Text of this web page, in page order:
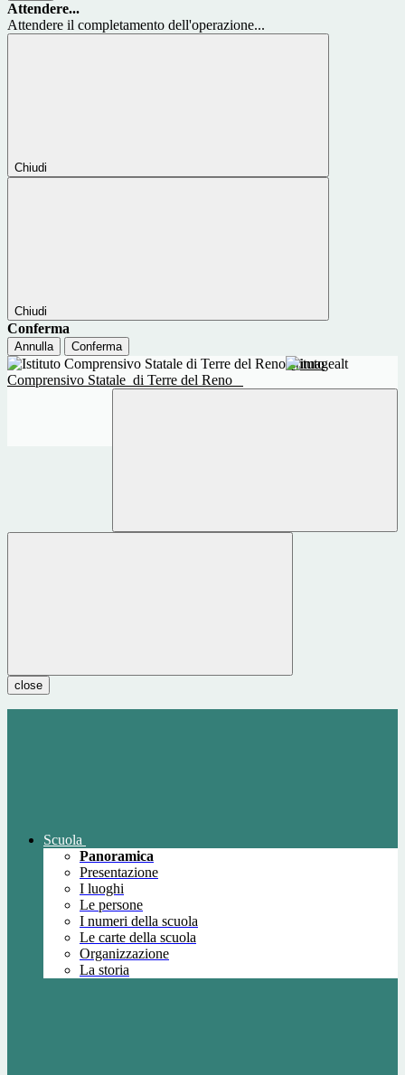
Attendere...
Attendere il completamento dell'operazione...
Chiudi
Chiudi
Conferma
Annulla Conferma
Istituto
Comprensivo Statale di Terre del Reno
close
Scuola
Panoramica
Presentazione
I luoghi
Le persone
I numeri della scuola
Le carte della scuola
Organizzazione
La storia